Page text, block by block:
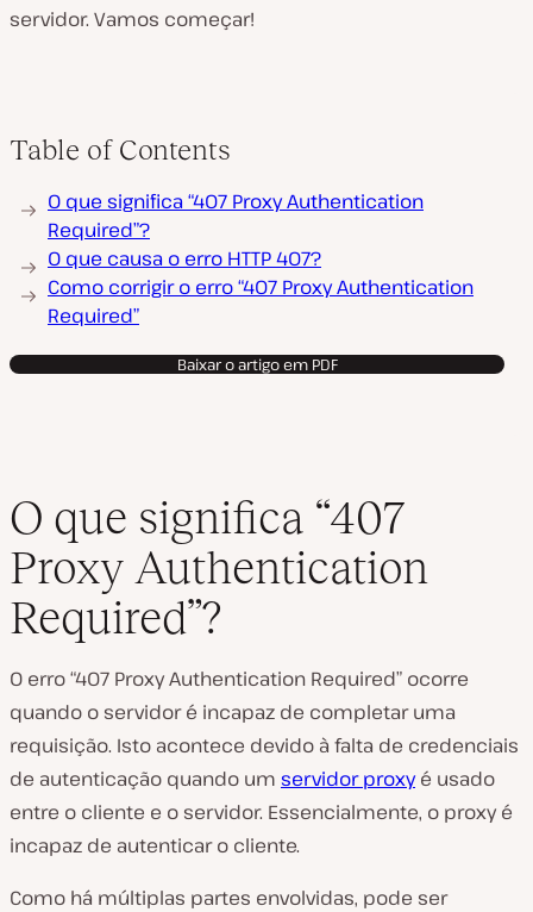
servidor. Vamos começar!
Table of Contents
O que significa “407 Proxy Authentication
Required”?
O que causa o erro HTTP 407?
Como corrigir o erro “407 Proxy Authentication
Required”
Baixar o artigo em PDF
O que significa “407
Proxy Authentication
Required”?
O erro “407 Proxy Authentication Required” ocorre
quando o servidor é incapaz de completar uma
requisição. Isto acontece devido à falta de credenciais
de autenticação quando um servidor proxyé usado
entre o cliente e o servidor. Essencialmente, o proxy é
incapaz de autenticar o cliente.
Como há múltiplas partes envolvidas, pode ser